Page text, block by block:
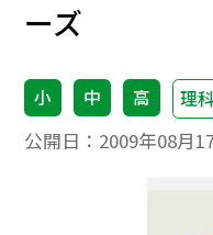
ーズ
小 中 高 理科
公開日： 2009年08月